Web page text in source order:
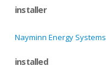
installer
Nayminn Energy Systems
installed